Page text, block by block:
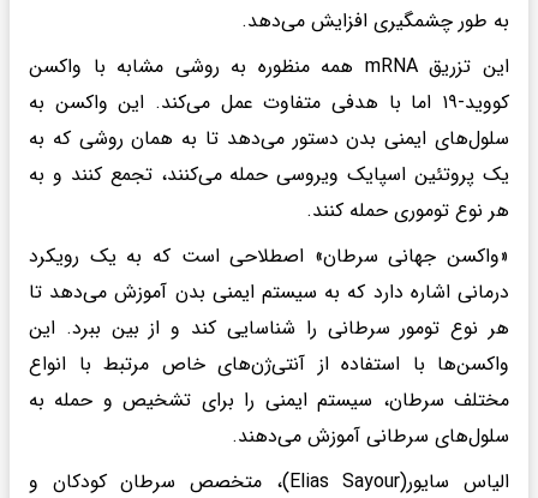
به طور چشمگیری افزایش می‌دهد.
این تزریق mRNA همه منظوره به روشی مشابه با واکسن
کووید-۱۹ اما با هدفی متفاوت عمل می‌کند. این واکسن به
سلول‌های ایمنی بدن دستور می‌دهد تا به همان روشی که به
یک پروتئین اسپایک ویروسی حمله می‌کنند، تجمع کنند و به
هر نوع توموری حمله کنند.
«واکسن جهانی سرطان» اصطلاحی است که به یک رویکرد
درمانی اشاره دارد که به سیستم ایمنی بدن آموزش می‌دهد تا
هر نوع تومور سرطانی را شناسایی کند و از بین ببرد. این
واکسن‌ها با استفاده از آنتی‌ژن‌های خاص مرتبط با انواع
مختلف سرطان، سیستم ایمنی را برای تشخیص و حمله به
سلول‌های سرطانی آموزش می‌دهند.
الیاس سایور(Elias Sayour)، متخصص سرطان کودکان و